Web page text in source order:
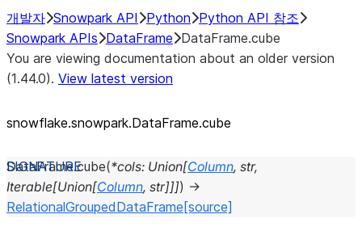
개발자 Snowpark API Python Python API 참조
Snowpark APIs DataFrame DataFrame.cube
You are viewing documentation about an older version
(1.44.0). View latest version
snowflake.snowpark.DataFrame.cube
DataFrame.cube(*cols: Union[Column, str,
Iterable[Union[Column, str]]]) →
RelationalGroupedDataFrame [source]